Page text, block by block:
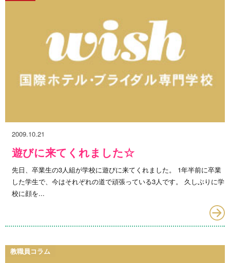
2009.10.21
遊びに来てくれました☆
先日、卒業生の3人組が学校に遊びに来てくれました。 1年半前に卒業
した学生で、今はそれぞれの道で頑張っている3人です。 久しぶりに学
校に顔を...
教職員コラム